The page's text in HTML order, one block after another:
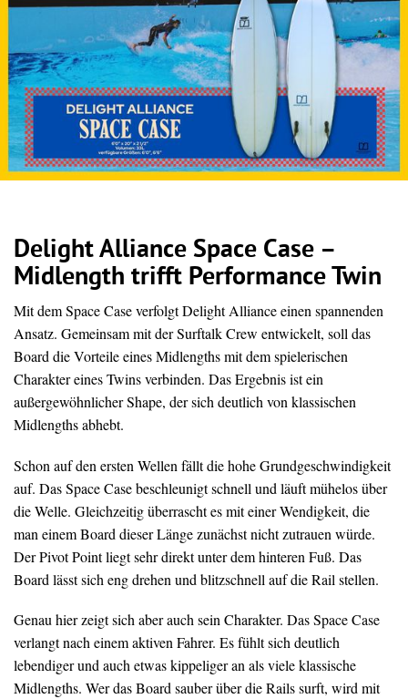
Delight Alliance Space Case –
Midlength trifft Performance Twin
Mit dem Space Case verfolgt Delight Alliance einen spannenden
Ansatz. Gemeinsam mit der Surftalk Crew entwickelt, soll das
Board die Vorteile eines Midlengths mit dem spielerischen
Charakter eines Twins verbinden. Das Ergebnis ist ein
außergewöhnlicher Shape, der sich deutlich von klassischen
Midlengths abhebt.
Schon auf den ersten Wellen fällt die hohe Grundgeschwindigkeit
auf. Das Space Case beschleunigt schnell und läuft mühelos über
die Welle. Gleichzeitig überrascht es mit einer Wendigkeit, die
man einem Board dieser Länge zunächst nicht zutrauen würde.
Der Pivot Point liegt sehr direkt unter dem hinteren Fuß. Das
Board lässt sich eng drehen und blitzschnell auf die Rail stellen.
Genau hier zeigt sich aber auch sein Charakter. Das Space Case
verlangt nach einem aktiven Fahrer. Es fühlt sich deutlich
lebendiger und auch etwas kippeliger an als viele klassische
Midlengths. Wer das Board sauber über die Rails surft, wird mit